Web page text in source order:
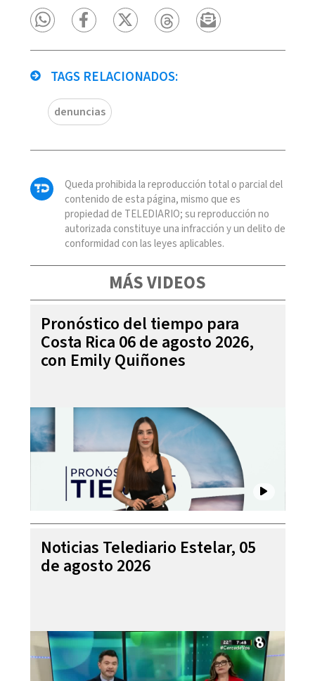
TAGS RELACIONADOS:
denuncias
Queda prohibida la reproducción total o parcial del
contenido de esta página, mismo que es
propiedad de TELEDIARIO; su reproducción no
autorizada constituye una infracción y un delito de
conformidad con las leyes aplicables.
MÁS VIDEOS
Pronóstico del tiempo para
Costa Rica 06 de agosto 2026,
con Emily Quiñones
Noticias Telediario Estelar, 05
de agosto 2026